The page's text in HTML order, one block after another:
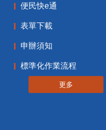
便民快e通
表單下載
申辦須知
標準化作業流程
更多